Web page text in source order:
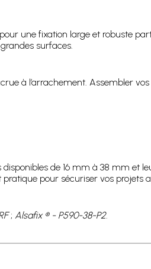
une fixation large et robuste
surfaces.
à l’arrachement. Assembler
de 16 mm à 38 mm et
pour sécuriser vos projets
; Alsafix ® - P590-38-P2.